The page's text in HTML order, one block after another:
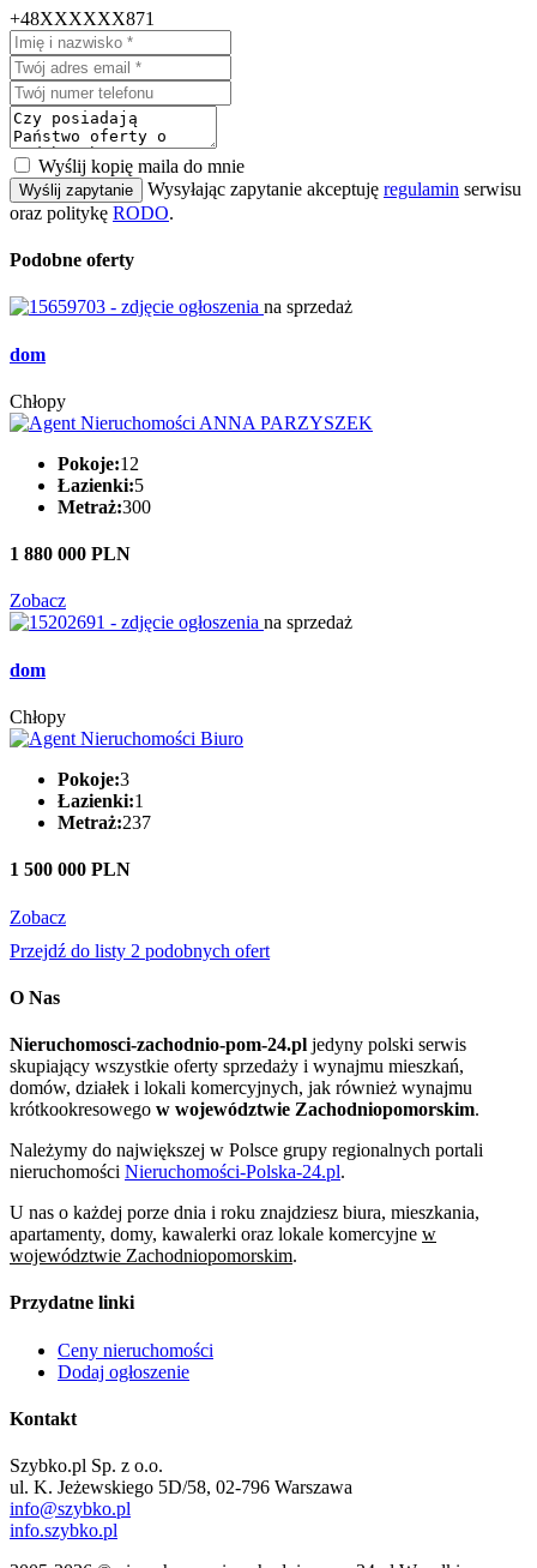
+48XXXXXX871
Wyślij kopię maila do mnie
Wyślij zapytanie Wysyłając zapytanie akceptuję regulamin serwisu
oraz politykę RODO.
Podobne oferty
na sprzedaż
dom
Chłopy
Pokoje:12
Łazienki:5
Metraż:300
1 880 000 PLN
Zobacz
na sprzedaż
dom
Chłopy
Pokoje:3
Łazienki:1
Metraż:237
1 500 000 PLN
Zobacz
Przejdź do listy 2 podobnych ofert
O Nas
Nieruchomosci-zachodnio-pom-24.pl jedyny polski serwis
skupiający wszystkie oferty sprzedaży i wynajmu mieszkań,
domów, działek i lokali komercyjnych, jak również wynajmu
krótkookresowego w województwie Zachodniopomorskim.
Należymy do największej w Polsce grupy regionalnych portali
nieruchomości Nieruchomości-Polska-24.pl.
U nas o każdej porze dnia i roku znajdziesz biura, mieszkania,
apartamenty, domy, kawalerki oraz lokale komercyjne w
województwie Zachodniopomorskim.
Przydatne linki
Ceny nieruchomości
Dodaj ogłoszenie
Kontakt
Szybko.pl Sp. z o.o.
ul. K. Jeżewskiego 5D/58, 02-796 Warszawa
info@szybko.pl
info.szybko.pl